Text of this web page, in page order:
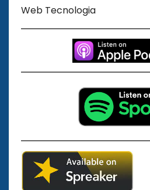
Web Tecnologia